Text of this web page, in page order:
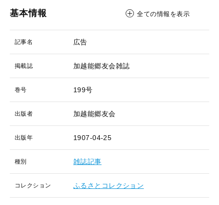
基本情報 全ての情報を表示
記事名 広告
掲載誌 加越能郷友会雑誌
巻号 199号
出版者 加越能郷友会
出版年 1907-04-25
種別 雑誌記事
コレクション ふるさとコレクション